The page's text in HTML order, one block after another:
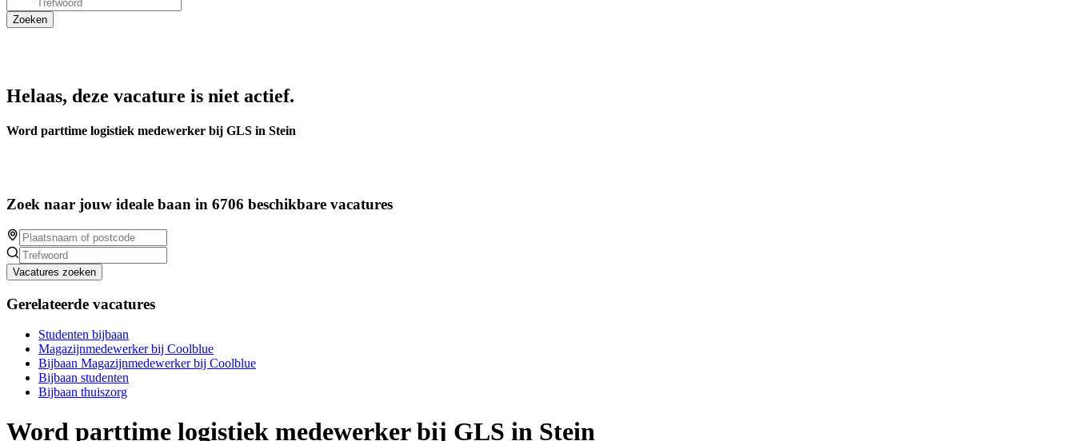
Helaas, deze vacature is niet actief.
Word parttime logistiek medewerker bij GLS in Stein
Zoek naar jouw ideale baan in 6706 beschikbare vacatures
Vacatures zoeken
Gerelateerde vacatures
Studenten bijbaan
Magazijnmedewerker bij Coolblue
Bijbaan Magazijnmedewerker bij Coolblue
Bijbaan studenten
Bijbaan thuiszorg
Word parttime logistiek medewerker bij GLS in Stein